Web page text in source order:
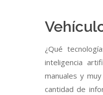
¿Qué
inteligencia
manuales y
cantidad de